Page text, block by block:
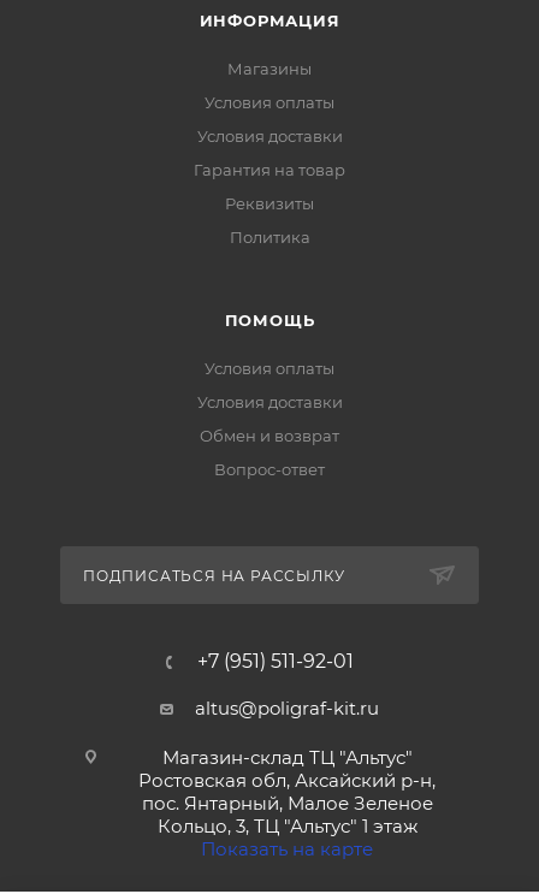
ИНФОРМАЦИЯ
Магазины
Условия оплаты
Условия доставки
Гарантия на товар
Реквизиты
Политика
ПОМОЩЬ
Условия оплаты
Условия доставки
Обмен и возврат
Вопрос-ответ
ПОДПИСАТЬСЯ НА РАССЫЛКУ
+7 (951) 511-92-01
altus@poligraf-kit.ru
Магазин-склад ТЦ "Альтус"
Ростовская обл, Аксайский р-н,
пос. Янтарный, Малое Зеленое
Кольцо, 3, ТЦ "Альтус" 1 этаж
Показать на карте